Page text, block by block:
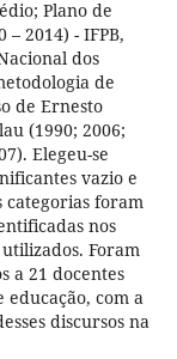
Plano de
2014) - IFPB,
dos
de
de Ernesto
(1990; 2006;
Elegeu-se
vazio e
categorias foram
nos
Foram
a 21 docentes
com a
discursos na